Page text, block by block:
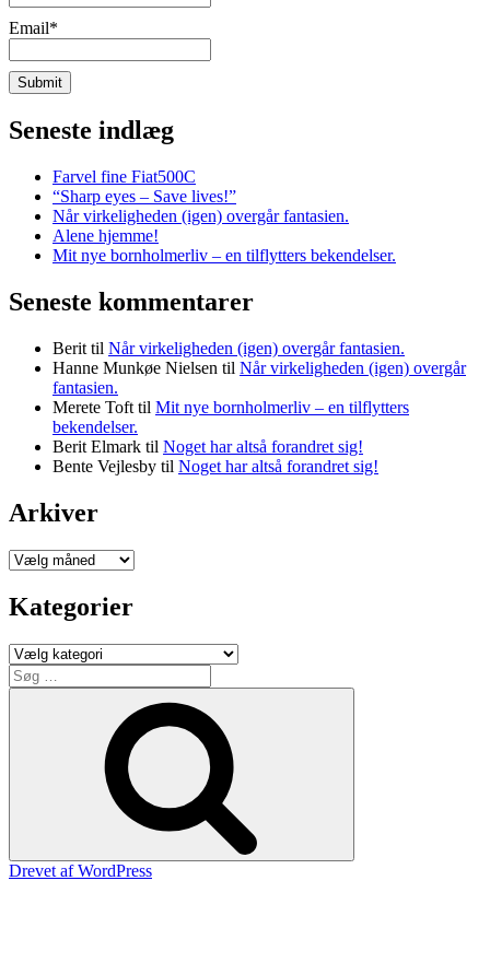
Email*
Seneste indlæg
Farvel fine Fiat500C
“Sharp eyes – Save lives!”
Når virkeligheden (igen) overgår fantasien.
Alene hjemme!
Mit nye bornholmerliv – en tilflytters bekendelser.
Seneste kommentarer
Berit til Når virkeligheden (igen) overgår fantasien.
Hanne Munkøe Nielsen til Når virkeligheden (igen) overgår
fantasien.
Merete Toft til Mit nye bornholmerliv – en tilflytters
bekendelser.
Berit Elmark til Noget har altså forandret sig!
Bente Vejlesby til Noget har altså forandret sig!
Arkiver
Arkiver
Kategorier
Kategorier
Søg
efter:
Drevet af WordPress